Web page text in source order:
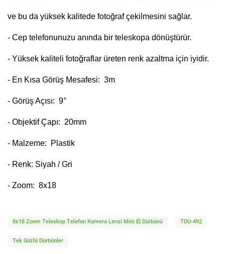
ve bu da yüksek kalitede fotoğraf çekilmesini sağlar.
- Cep telefonunuzu anında bir teleskopa dönüştürür.
- Yüksek kaliteli fotoğraflar üreten renk azaltma için iyidir.
- En Kısa Görüş Mesafesi: 3m
- Görüş Açısı: 9°
- Objektif Çapı: 20mm
- Malzeme: Plastik
- Renk: Siyah / Gri
- Zoom: 8x18
8x18 Zoom Teleskop Telefon Kamera Lensi Mini El Dürbünü TDU-492
Tek Gözlü Dürbünler